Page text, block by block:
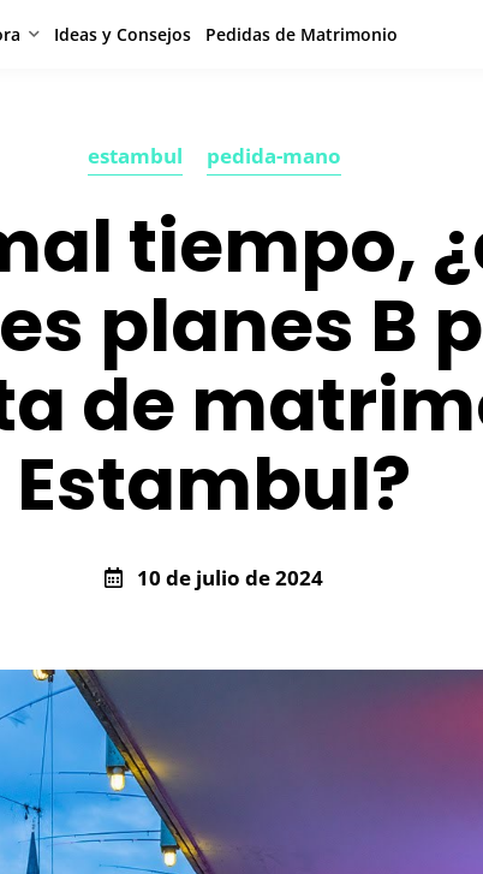
Ideas y Consejos Pedidas de Matrimonio
estambul pedida-mano
tiempo,
planes B
de
Estambul?
10 de julio de 2024